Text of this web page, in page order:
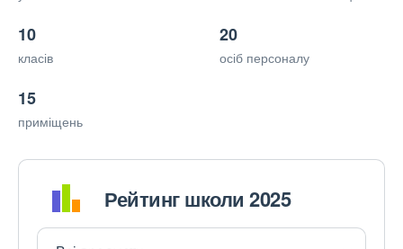
10
класів
20
осіб персоналу
15
приміщень
Рейтинг школи 2025